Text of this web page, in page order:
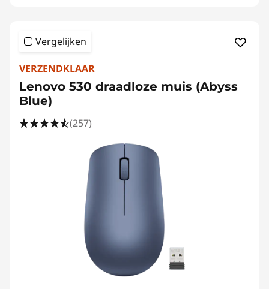
Vergelijken
VERZENDKLAAR
Lenovo 530 draadloze muis (Abyss
Blue)
(257)